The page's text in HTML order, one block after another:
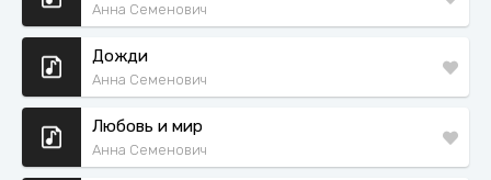
Анна Семенович
Дожди
Анна Семенович
Любовь и мир
Анна Семенович